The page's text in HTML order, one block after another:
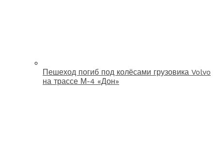
Пешеход погиб под колёсами грузовика Volvo
на трассе М-4 «Дон»